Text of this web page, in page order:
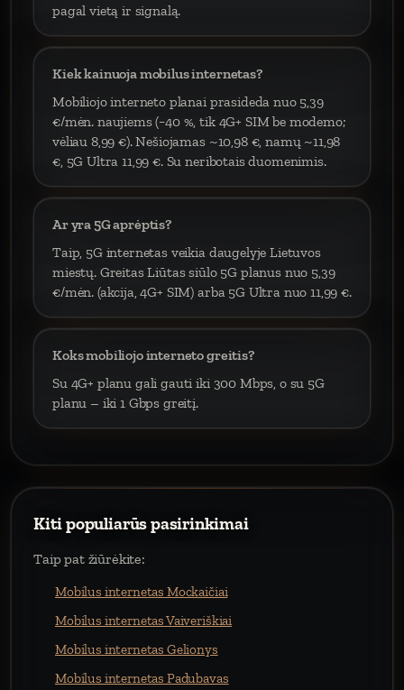
pagal vietą ir signalą.
Kiek kainuoja mobilus internetas?
Mobiliojo interneto planai prasideda nuo 5,39
€/mėn. naujiems (−40 %, tik 4G+ SIM be modemo;
vėliau 8,99 €). Nešiojamas ~10,98 €, namų ~11,98
€, 5G Ultra 11,99 €. Su neribotais duomenimis.
Ar yra 5G aprėptis?
Taip, 5G internetas veikia daugelyje Lietuvos
miestų. Greitas Liūtas siūlo 5G planus nuo 5,39
€/mėn. (akcija, 4G+ SIM) arba 5G Ultra nuo 11,99 €.
Koks mobiliojo interneto greitis?
Su 4G+ planu gali gauti iki 300 Mbps, o su 5G
planu – iki 1 Gbps greitį.
Kiti populiarūs pasirinkimai
Taip pat žiūrėkite:
Mobilus internetas Mockaičiai
Mobilus internetas Vaiveriškiai
Mobilus internetas Gelionys
Mobilus internetas Padubavas